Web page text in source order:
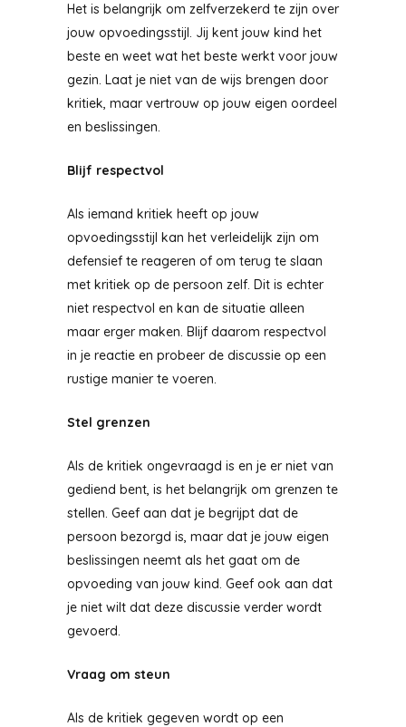
Het is belangrijk om zelfverzekerd te zijn over
jouw opvoedingsstijl. Jij kent jouw kind het
beste en weet wat het beste werkt voor jouw
gezin. Laat je niet van de wijs brengen door
kritiek, maar vertrouw op jouw eigen oordeel
en beslissingen.
Blijf respectvol
Als iemand kritiek heeft op jouw
opvoedingsstijl kan het verleidelijk zijn om
defensief te reageren of om terug te slaan
met kritiek op de persoon zelf. Dit is echter
niet respectvol en kan de situatie alleen
maar erger maken. Blijf daarom respectvol
in je reactie en probeer de discussie op een
rustige manier te voeren.
Stel grenzen
Als de kritiek ongevraagd is en je er niet van
gediend bent, is het belangrijk om grenzen te
stellen. Geef aan dat je begrijpt dat de
persoon bezorgd is, maar dat je jouw eigen
beslissingen neemt als het gaat om de
opvoeding van jouw kind. Geef ook aan dat
je niet wilt dat deze discussie verder wordt
gevoerd.
Vraag om steun
Als de kritiek gegeven wordt op een